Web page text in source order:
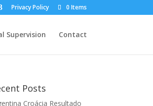
Privacy Policy 0 Items
Supervision Contact
Posts
Croácia Resultado